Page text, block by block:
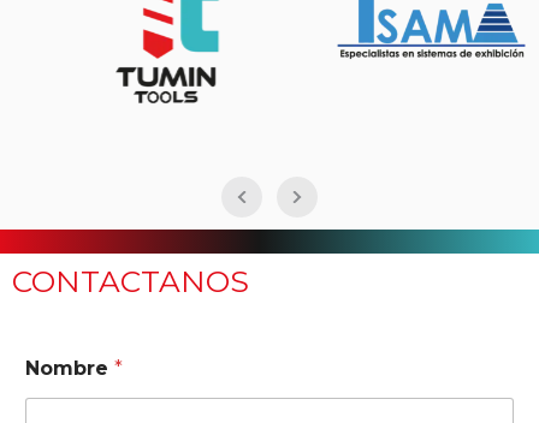
CONTACTANOS
Nombre *